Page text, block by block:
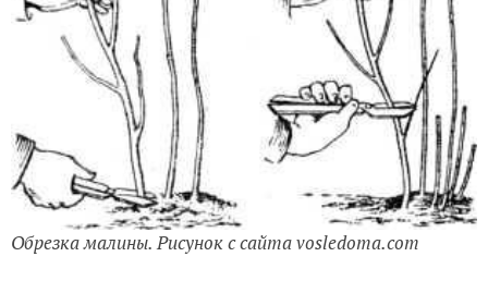
Обрезка малины. Рисунок с сайта vosledoma.com